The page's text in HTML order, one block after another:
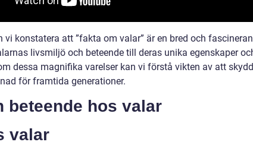
konstatera att ”fakta om valar” är en bred och
livsmiljö och beteende till deras unika egenskaper
dessa magnifika varelser kan vi förstå vikten av att
för framtida generationer.
beteende hos valar
valar